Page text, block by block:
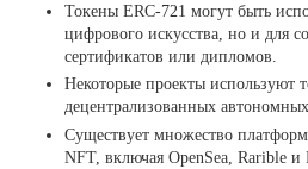
Токены ERC-721 могут быть
цифрового искусства, но и для
сертификатов или дипломов.
Некоторые проекты используют
децентрализованных
Существует множество
NFT, включая OpenSea, Rarible и